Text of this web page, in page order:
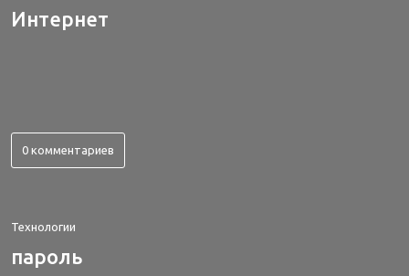
Интернет
0 комментариев
Технологии
пароль